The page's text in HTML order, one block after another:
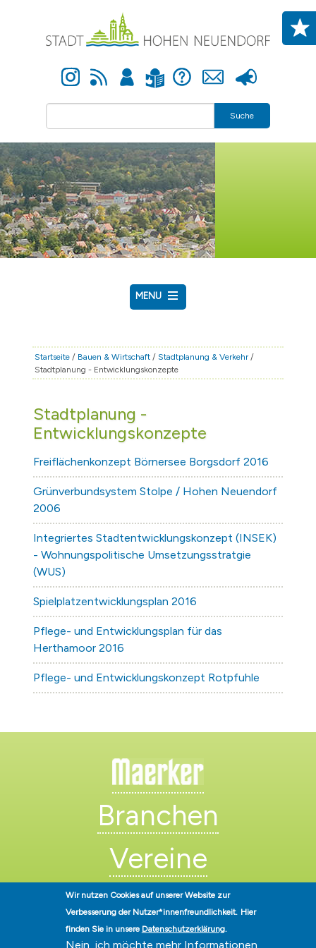
Instagram Newsfeed Anmelden Leichte Sprache Hilfe Kontakt Presse
Suche
MENU
RATHAUS & POLITIK
BÜRGERSERVICE
TOURISMUS
Startseite / Bauen & Wirtschaft /Stadtplanung & Verkehr/
Stadtplanung - Entwicklungskonzepte
Stadtplanung -
Entwicklungskonzepte
Freiflächenkonzept Börnersee Borgsdorf 2016
Grünverbundsystem Stolpe / Hohen Neuendorf
2006
Integriertes Stadtentwicklungskonzept (INSEK)
- Wohnungspolitische Umsetzungsstratgie
(WUS)
Spielplatzentwicklungsplan 2016
Pflege- und Entwicklungsplan für das
Herthamoor 2016
Pflege- und Entwicklungskonzept Rotpfuhle
Branchen
Vereine
Künstler
Wir nutzen Cookies auf unserer Website zur
Verbesserung der Nutzer*innenfreundlichkeit. Hier
finden Sie in unsere Datenschutzerklärung.
Nein, ich möchte mehr Informationen